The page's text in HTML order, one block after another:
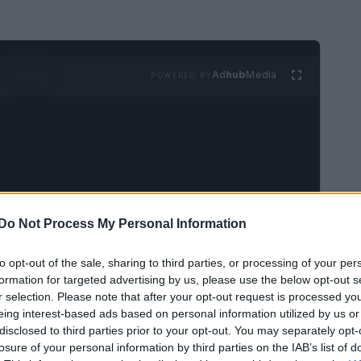
Do Not Process My Personal Information
opt-out of the sale, sharing to third parties, or processing of your
for targeted advertising by us, please use the below opt-out
selection. Please note that after your opt-out request is processed
interest-based ads based on personal information utilized by us
to third parties prior to your opt-out. You may separately
of your personal information by third parties on the IAB’s list of
AdhubMedia
della casa si trasforma in un luogo
portano a giornate più brevi e
di rendere gli spazi domestici più caldi e
interni si arricchisce di tonalità calde e
l’atmosfera di questa stagione.